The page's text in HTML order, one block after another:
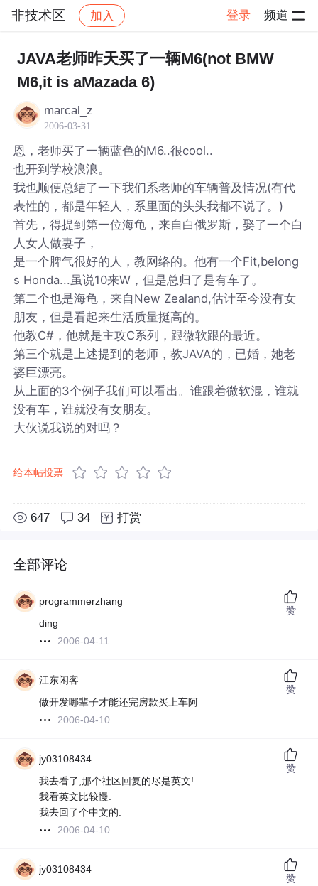
非技术区 加入 登录 频道
社区 非技术区 帖子详情
JAVA老师昨天买了一辆M6(not BMW
M6,it is aMazada 6)
marcal_z
2006-03-31
恩，老师买了一辆蓝色的M6..很cool..
也开到学校浪浪。
我也顺便总结了一下我们系老师的车辆普及情况(有代
表性的，都是年轻人，系里面的头头我都不说了。)
首先，得提到第一位海龟，来自白俄罗斯，娶了一个白
人女人做妻子，
是一个脾气很好的人，教网络的。他有一个Fit,belong
s Honda...虽说10来W，但是总归了是有车了。
第二个也是海龟，来自New Zealand,估计至今没有女
朋友，但是看起来生活质量挺高的。
他教C#，他就是主攻C系列，跟微软跟的最近。
第三个就是上述提到的老师，教JAVA的，已婚，她老
婆巨漂亮。
从上面的3个例子我们可以看出。谁跟着微软混，谁就
没有车，谁就没有女朋友。
大伙说我说的对吗？
给本帖投票
647 34 打赏
全部评论
programmerzhang
ding
2006-04-11
赞
江东闲客
做开发哪辈子才能还完房款买上车阿
2006-04-10
赞
jy03108434
我去看了,那个社区回复的尽是英文!
我看英文比较慢.
我去回了个中文的.
2006-04-10
赞
jy03108434
赞